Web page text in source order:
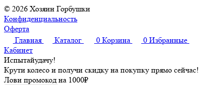
© 2026 Хозяин Горбушки
Конфиденциальность
Оферта
Главная
Каталог 0 Корзина 0 Избранные
Кабинет
Испытайудачу!
Крути колесо и получи скидку на покупку прямо сейчас!
Лови промокод на 1000₽